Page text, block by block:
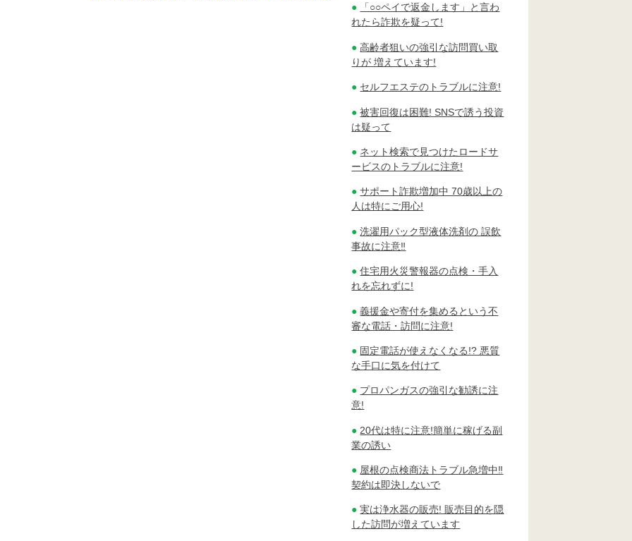
「○○ペイで返金します」と言わ
れたら詐欺を疑って!
高齢者狙いの強引な訪問買い取
りが 増えています!
セルフエステのトラブルに注意!
被害回復は困難! SNSで誘う投資
は疑って
ネット検索で見つけたロードサ
ービスのトラブルに注意!
サポート詐欺増加中 70歳以上の
人は特にご用心!
洗濯用パック型液体洗剤の 誤飲
事故に注意‼
住宅用火災警報器の点検・手入
れを忘れずに!
義援金や寄付を集めるという不
審な電話・訪問に注意!
固定電話が使えなくなる!? 悪質
な手口に気を付けて
プロパンガスの強引な勧誘に注
意!
20代は特に注意!簡単に稼げる副
業の誘い
屋根の点検商法トラブル急増中‼
契約は即決しないで
実は浄水器の販売! 販売目的を隠
した訪問が増えています